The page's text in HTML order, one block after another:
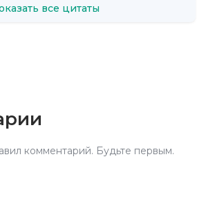
все цитаты
комментарий. Будьте первым.